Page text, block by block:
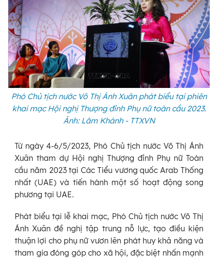
Phó Chủ tịch nước Võ Thị Ánh Xuân phát biểu tại phiên
khai mạc Hội nghị Thượng đỉnh Phụ nữ toàn cầu 2023.
Ảnh: Lâm Khánh - TTXVN
Từ ngày 4-6/5/2023, Phó Chủ tịch nước Võ Thị Ánh
Xuân tham dự Hội nghị Thượng đỉnh Phụ nữ Toàn
cầu năm 2023 tại Các Tiểu vương quốc Arab Thống
nhất (UAE) và tiến hành một số hoạt động song
phương tại UAE.
Phát biểu tại lễ khai mạc, Phó Chủ tịch nước Võ Thị
Ánh Xuân đề nghị tập trung nỗ lực, tạo điều kiện
thuận lợi cho phụ nữ vươn lên phát huy khả năng và
tham gia đóng góp cho xã hội, đặc biệt nhấn mạnh